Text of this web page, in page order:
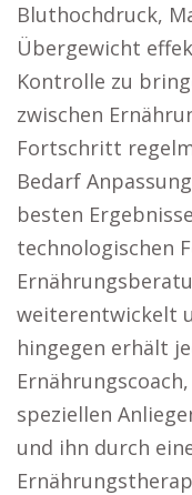
Bluthochdruck,
Übergewicht
Kontrolle zu
zwischen
Fortschritt
Bedarf
besten
technologischen
weiterentwickelt
hingegen erhält
speziellen
und ihn durch